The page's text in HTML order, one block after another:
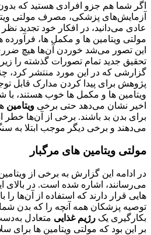
اگر شما هم جزو افرادی هستید که
آزمایش‌های پزشکی، مصرف مولتی
عادی می‌دانید، در افکار خود تجدید
مولتی ویتامین‌ ها و مکمل‌ ها، فرآورده‌
این تصور می‌شد خوردن آن‌ها هیچ
تحقیق جدید تمام تصورات گذشته را زیر
گزارشی که در این مورد منتشر کرد،
پژوهش برای پیدا کردن مدارک قابل
ویتامین‌ ها و مکمل‌ ها خوب هستند،
اخیر نشان می‌دهد حتی برخی ویتامین‌
برای بدن بد باشند. برخی از آن‌ها خطر
می‌دهند و برخی دیگر موجب ابتلا به
مولتی ویتامین‌ های مرگبار
در ادامه این گزارش به برخی از
می‌رسانند، اشاره شده است. در بالای
‌هایی قرار دارند که استفاده از آن‌ها را
توصیه پزشکان همه آنچه را که بدن شما
بکارگیری یک رژیم غذایی متعادل
بر این بود که مولتی ویتامین ‌ها برای